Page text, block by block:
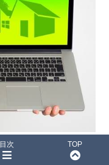
の特徴をそれぞれ紹介す
目次 TOP